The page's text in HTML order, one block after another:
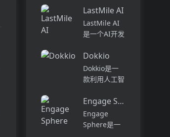
大的、注重隐
私的AI功能，
能够在几秒钟
上下文信息。
它可以帮助全
球快速增长的
团队节省时
间，创造上
下...
LastMile AI
LastMile AI
是一个AI开发
程师而设计，
可以用于原型
开发和生成式
产。它提供了
一站式的多模
态AI模型访
问，包括语言
Dokkio
Dokkio是一
款利用人工智
文件协作的工
具。它能帮助
用户管理多个
Engage Sphere AI
Engage
Sphere是一